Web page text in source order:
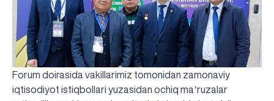
Forum doirasida vakillarimiz tomonidan zamonaviy
iqtisodiyot istiqbollari yuzasidan ochiq maʼruzalar